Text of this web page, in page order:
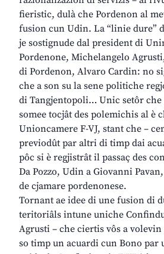
fieristic, dulà che Pordenon al
fusion cun Udin. La “linie dure”
je sostignude dal president di
Pordenone, Michelangelo
di Pordenon, Alvaro Cardin: no
che a son su la sene politiche
di Tangjentopoli… Unic setôr
somee tocjât des polemichis al è
Unioncamere F-VJ, stant che –
previodût par altri di timp dai
pôc si è regjistrât il passaç des
Da Pozzo, Udin a Giovanni
de cjamare pordenonese.
Tornant ae idee di une fusion di
teritoriâls intune uniche
Agrusti – che ciertis vôs a
so timp un acuardi cun Bono par